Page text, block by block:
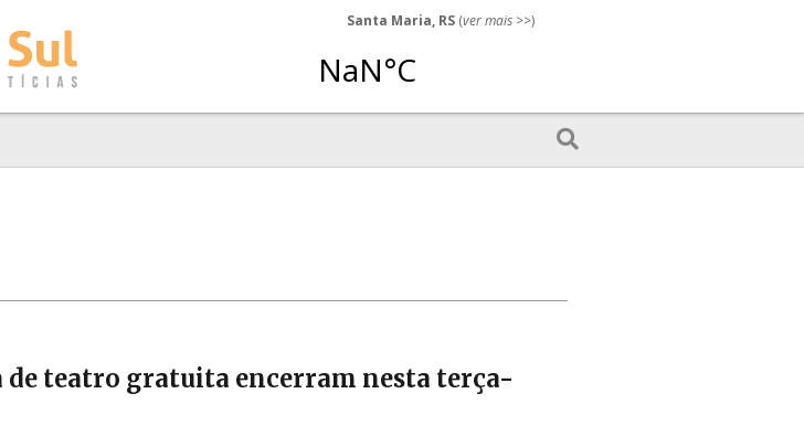
Santa Maria, RS (ver mais >>)
teatro gratuita encerram nesta terça-